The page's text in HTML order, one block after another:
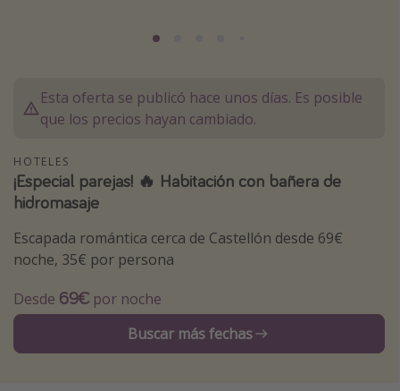
Tailandia
Albania
Inspiración para viajes
Camping
Viajes en tren
Viajar sola como mujer
Esta oferta se publicó hace unos días. Es posible
que los precios hayan cambiado.
HOTELES
¡Especial parejas! 🔥 Habitación con bañera de
hidromasaje
Escapada romántica cerca de Castellón desde 69€
noche, 35€ por persona
Desde 69€ por noche
Buscar más fechas